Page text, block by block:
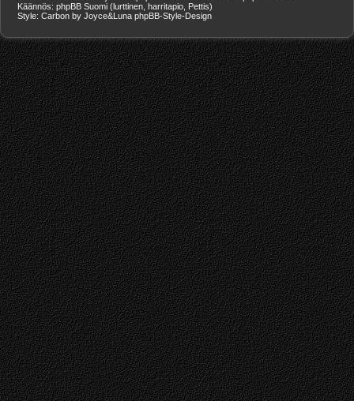
Käännös: phpBB Suomi (lurttinen, harritapio, Pettis)
Style: Carbon by Joyce&Luna phpBB-Style-Design